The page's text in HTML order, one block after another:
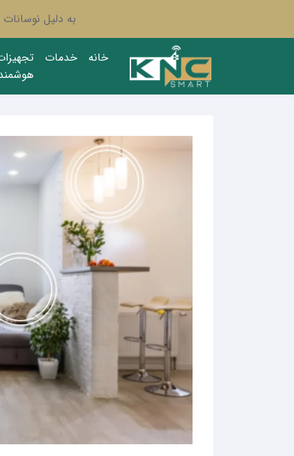
به دلیل
خانه خدمات